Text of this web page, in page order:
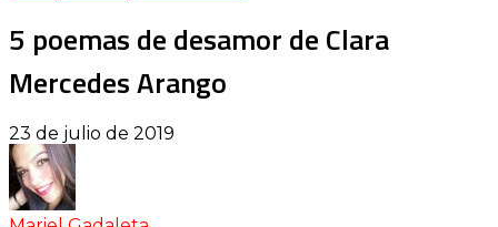
5 poemas de desamor de Clara
Mercedes Arango
23 de julio de 2019